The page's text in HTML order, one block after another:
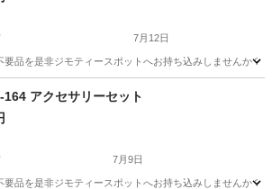
7月12日
を是非ジモティースポットへお持ち込みしませんか？
HOYA
164 アクセサリーセット
7月9日
を是非ジモティースポットへお持ち込みしませんか？